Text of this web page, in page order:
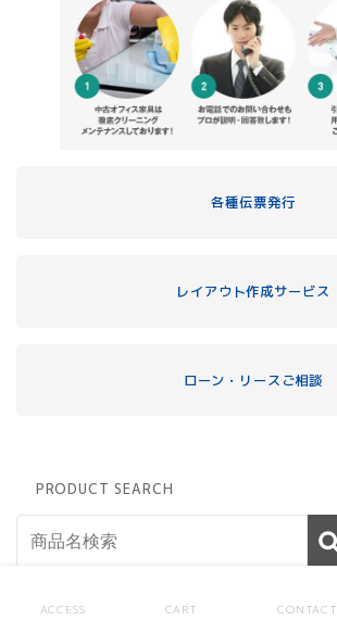
各種伝票発行
レイアウト作成サービス
ローン・リースご相談
PRODUCT SEARCH
ACCESS CART CONTACT